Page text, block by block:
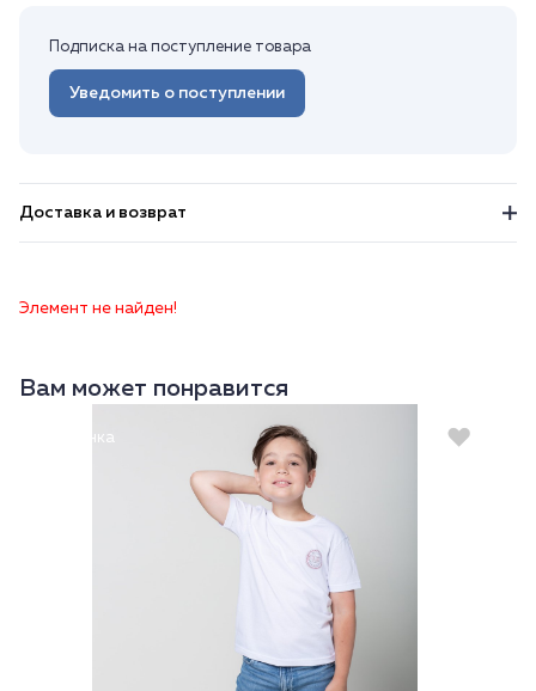
Подписка на поступление товара
Уведомить о поступлении
Доставка и возврат
Элемент не найден!
Вам может понравится
Новинка